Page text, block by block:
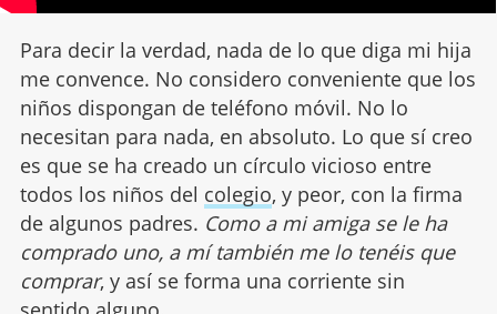
Para decir la verdad, nada de lo que diga mi hija
me convence. No considero conveniente que los
niños dispongan de teléfono móvil. No lo
necesitan para nada, en absoluto. Lo que sí creo
es que se ha creado un círculo vicioso entre
todos los niños del colegio, y peor, con la firma
de algunos padres. Como a mi amiga se le ha
comprado uno, a mí también me lo tenéis que
comprar, y así se forma una corriente sin